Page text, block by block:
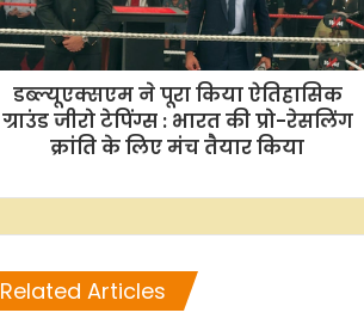
डब्ल्यूएक्सएम ने पूरा किया ऐतिहासिक
ग्राउंड जीरो टेपिंग्स : भारत की प्रो-रेसलिंग
क्रांति के लिए मंच तैयार किया
Related Articles